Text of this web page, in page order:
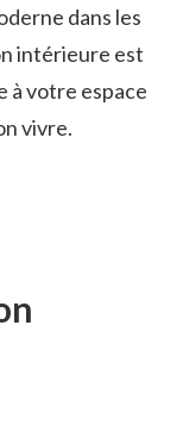
dans les
intérieure est
à votre espace
vivre.